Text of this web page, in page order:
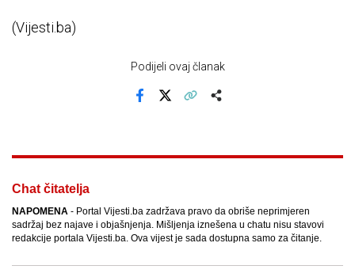
(Vijesti.ba)
Podijeli ovaj članak
Chat čitatelja
NAPOMENA - Portal Vijesti.ba zadržava pravo da obriše neprimjeren
sadržaj bez najave i objašnjenja. Mišljenja iznešena u chatu nisu stavovi
redakcije portala Vijesti.ba. Ova vijest je sada dostupna samo za čitanje.